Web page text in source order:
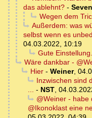
das ablehnt? -
Wegen dem
Außerdem: was
selbst wenn es
04.03.2022, 10:19
Gute Einstellung.
Wäre dankbar -
Hier- Weiner,
Inzwischen sind
... - NST,
@Weiner - habe
@Ikonoklast eine